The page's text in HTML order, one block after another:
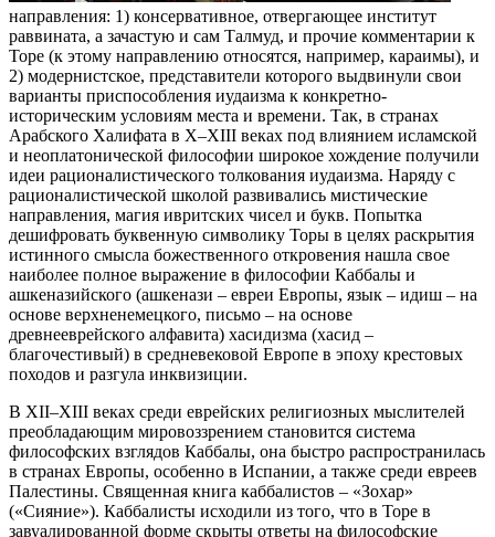
направления: 1) консервативное, отвергающее институт
раввината, а зачастую и сам Талмуд, и прочие комментарии к
Торе (к этому направлению относятся, например, караимы), и
2) модернистское, представители которого выдвинули свои
варианты приспособления иудаизма к конкретно-
историческим условиям места и времени. Так, в странах
Арабского Халифата в X–XIII веках под влиянием исламской
и неоплатонической философии широкое хождение получили
идеи рационалистического толкования иудаизма. Наряду с
рационалистической школой развивались мистические
направления, магия ивритских чисел и букв. Попытка
дешифровать буквенную символику Торы в целях раскрытия
истинного смысла божественного откровения нашла свое
наиболее полное выражение в философии Каббалы и
ашкеназийского (ашкенази – евреи Европы, язык – идиш – на
основе верхненемецкого, письмо – на основе
древнееврейского алфавита) хасидизма (хасид –
благочестивый) в средневековой Европе в эпоху крестовых
походов и разгула инквизиции.
В XII–XIII веках среди еврейских религиозных мыслителей
преобладающим мировоззрением становится система
философских взглядов Каббалы, она быстро распространилась
в странах Европы, особенно в Испании, а также среди евреев
Палестины. Священная книга каббалистов – «Зохар»
(«Сияние»). Каббалисты исходили из того, что в Торе в
завуалированной форме скрыты ответы на философские